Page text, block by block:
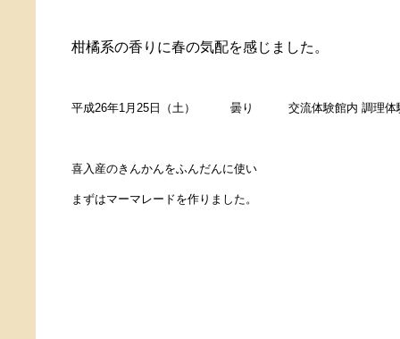
柑橘系の香りに春の気配を感じました。
平成26年1月25日（土） 曇り 交流体験館内 調理体
喜入産のきんかんをふんだんに使い
まずはマーマレードを作りました。